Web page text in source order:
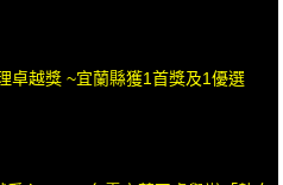
卓越獎 ~宜蘭縣獲1首獎及1優選